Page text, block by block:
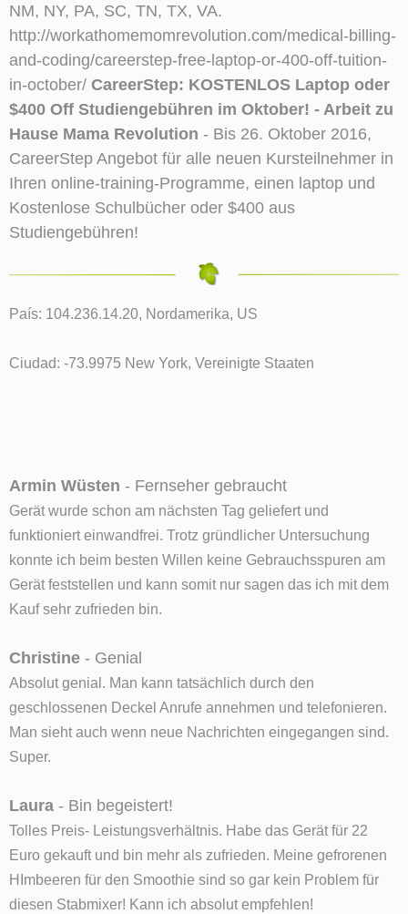
NM, NY, PA, SC, TN, TX, VA.
http://workathomemomrevolution.com/medical-billing-
and-coding/careerstep-free-laptop-or-400-off-tuition-
in-october/ CareerStep: KOSTENLOS Laptop oder
$400 Off Studiengebühren im Oktober! - Arbeit zu
Hause Mama Revolution - Bis 26. Oktober 2016,
CareerStep Angebot für alle neuen Kursteilnehmer in
Ihren online-training-Programme, einen laptop und
Kostenlose Schulbücher oder $400 aus
Studiengebühren!
País: 104.236.14.20, Nordamerika, US
Ciudad: -73.9975 New York, Vereinigte Staaten
Armin Wüsten - Fernseher gebraucht
Gerät wurde schon am nächsten Tag geliefert und
funktioniert einwandfrei. Trotz gründlicher Untersuchung
konnte ich beim besten Willen keine Gebrauchsspuren am
Gerät feststellen und kann somit nur sagen das ich mit dem
Kauf sehr zufrieden bin.
Christine - Genial
Absolut genial. Man kann tatsächlich durch den
geschlossenen Deckel Anrufe annehmen und telefonieren.
Man sieht auch wenn neue Nachrichten eingegangen sind.
Super.
Laura - Bin begeistert!
Tolles Preis- Leistungsverhältnis. Habe das Gerät für 22
Euro gekauft und bin mehr als zufrieden. Meine gefrorenen
HImbeeren für den Smoothie sind so gar kein Problem für
diesen Stabmixer! Kann ich absolut empfehlen!